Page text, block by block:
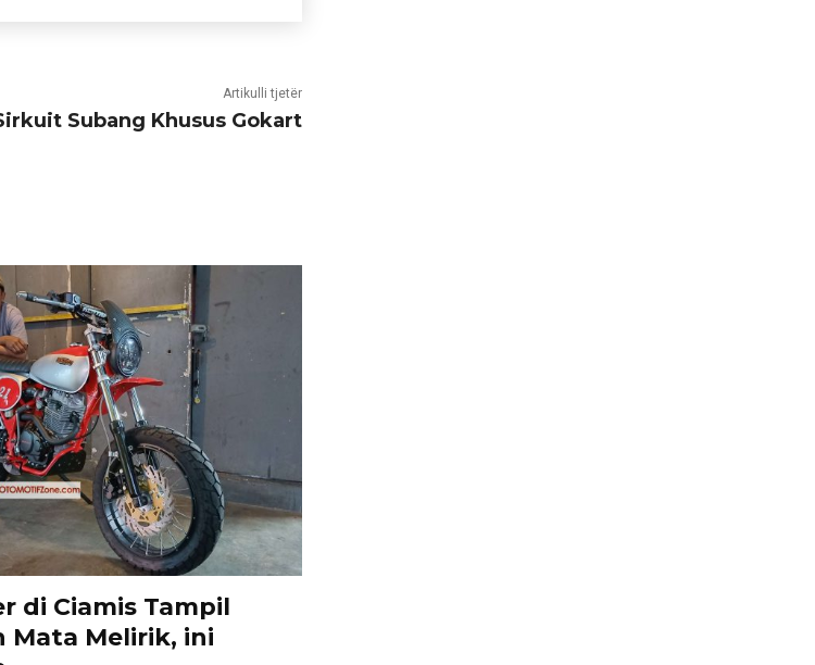
Artikulli tjetër
Subang Khusus Gokart
di Ciamis Tampil
Mata Melirik, ini